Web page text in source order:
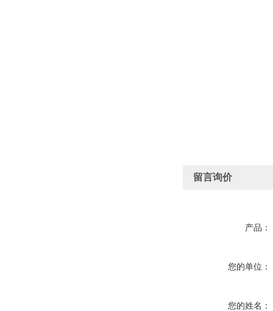
留言询价
产品：
您的单位：
您的姓名：